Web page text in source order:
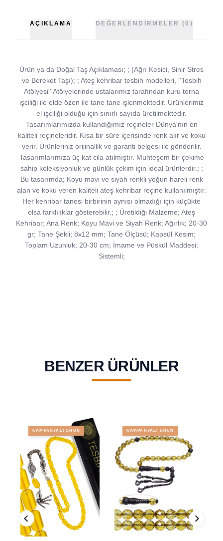
AÇIKLAMA DEĞERLENDIRMELER (0)
Ürün ya da Doğal Taş Açıklaması; ; (Ağrı Kesici, Sinir Stres
ve Bereket Taşı); ; Ateş kehribar tesbih modelleri, ''Tesbih
Atölyesi'' Atölyelerinde ustalarımız tarafından kuru torna
işciliği ile elde özen ile tane tane işlenmektedir. Ürünlerimiz
el işciliği olduğu için sınırlı sayıda üretilmektedir.
Tasarımlarımızda kullandığımız reçineler Dünya'nın en
kaliteli reçineleridir. Kısa bir süre içerisinde renk alır ve koku
verir. Ürünleriniz orijinallik ve garanti belgesi ile gönderilir.
Tasarımlarımıza üç kat cila atılmıştır. Muhteşem bir çekime
sahip koleksiyonluk ve günlük çekim için ideal ürünlerdir.; ;
Bu tasarımda; Koyu mavi ve siyah renkli yoğun hareli renk
alan ve koku veren kaliteli ateş kehribar reçine kullanılmıştır.
Her kehribar tanesi birbirinin aynısı olmadığı için küçükte
olsa farklılıklar gösterebilir.; ; Üretildiği Malzeme; Ateş
Kehribar; Ana Renk; Koyu Mavi ve Siyah Renk; Ağırlık; 20-30
gr; Tane Şekli; 8x12 mm; Tane Ölçüsü; Kapsül Kesim;
Toplam Uzunluk; 20-30 cm; İmame ve Püskül Maddesi;
Sistemli;
BENZER ÜRÜNLER
KAMPANYALI ÜRÜN KAMPANYALI ÜRÜN